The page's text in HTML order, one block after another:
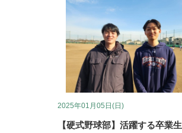
2025年01月05日(日)
【硬式野球部】活躍する卒業生